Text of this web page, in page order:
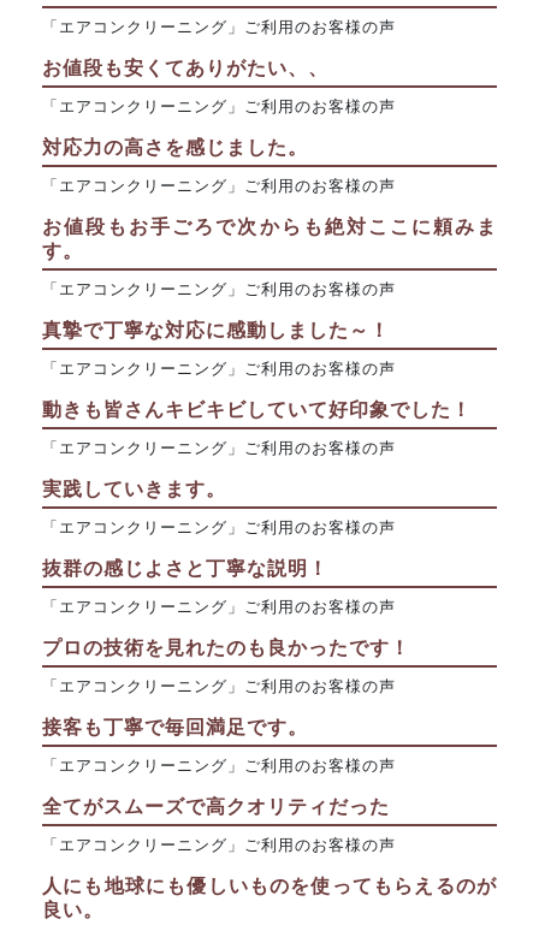
「エアコンクリーニング」ご利用のお客様の声
お値段も安くてありがたい、、
「エアコンクリーニング」ご利用のお客様の声
対応力の高さを感じました。
「エアコンクリーニング」ご利用のお客様の声
お値段もお手ごろで次からも絶対ここに頼みま
す。
「エアコンクリーニング」ご利用のお客様の声
真摯で丁寧な対応に感動しました～！
「エアコンクリーニング」ご利用のお客様の声
動きも皆さんキビキビしていて好印象でした！
「エアコンクリーニング」ご利用のお客様の声
実践していきます。
「エアコンクリーニング」ご利用のお客様の声
抜群の感じよさと丁寧な説明！
「エアコンクリーニング」ご利用のお客様の声
プロの技術を見れたのも良かったです！
「エアコンクリーニング」ご利用のお客様の声
接客も丁寧で毎回満足です。
「エアコンクリーニング」ご利用のお客様の声
全てがスムーズで高クオリティだった
「エアコンクリーニング」ご利用のお客様の声
人にも地球にも優しいものを使ってもらえるのが
良い。